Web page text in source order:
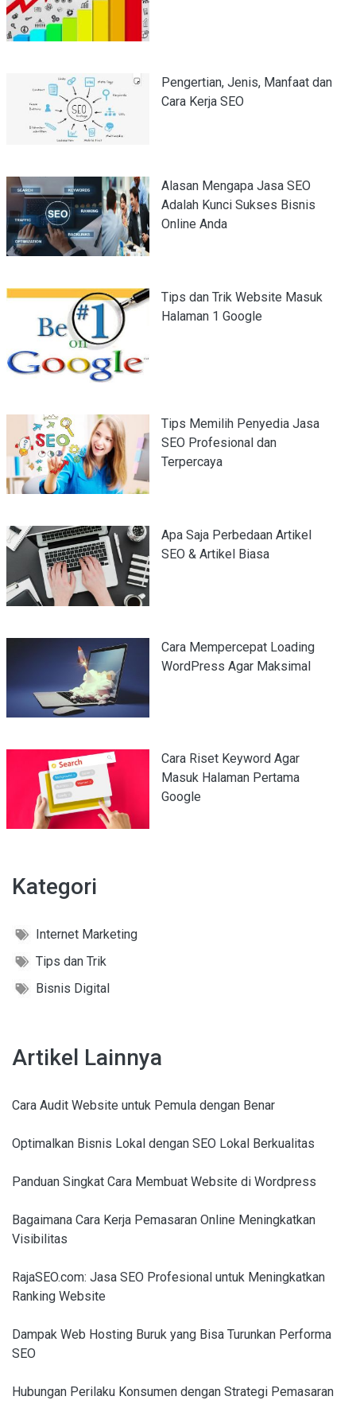
Pengertian, Jenis, Manfaat dan
Cara Kerja SEO
Alasan Mengapa Jasa SEO
Adalah Kunci Sukses Bisnis
Online Anda
Tips dan Trik Website Masuk
Halaman 1 Google
Tips Memilih Penyedia Jasa
SEO Profesional dan
Terpercaya
Apa Saja Perbedaan Artikel
SEO & Artikel Biasa
Cara Mempercepat Loading
WordPress Agar Maksimal
Cara Riset Keyword Agar
Masuk Halaman Pertama
Google
Kategori
Internet Marketing
Tips dan Trik
Bisnis Digital
Artikel Lainnya
Cara Audit Website untuk Pemula dengan Benar
Optimalkan Bisnis Lokal dengan SEO Lokal Berkualitas
Panduan Singkat Cara Membuat Website di Wordpress
Bagaimana Cara Kerja Pemasaran Online Meningkatkan
Visibilitas
RajaSEO.com: Jasa SEO Profesional untuk Meningkatkan
Ranking Website
Dampak Web Hosting Buruk yang Bisa Turunkan Performa
SEO
Hubungan Perilaku Konsumen dengan Strategi Pemasaran